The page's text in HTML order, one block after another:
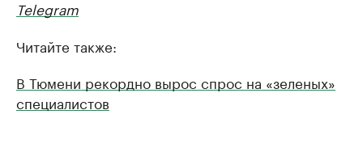
Telegram
Читайте также:
В Тюмени рекордно вырос спрос на «зеленых»
специалистов